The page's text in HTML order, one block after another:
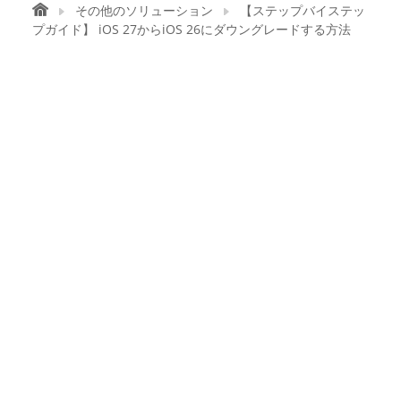
その他のソリューション
【ステップバイステッ
プガイド】 iOS 27からiOS 26にダウングレードする方法